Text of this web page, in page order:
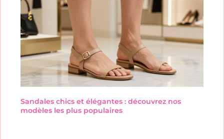
Sandales chics et élégantes : découvrez nos
modèles les plus populaires